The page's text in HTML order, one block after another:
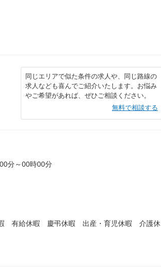
同じエリアで似た条件の求人や、同じ路線の
求人なども喜んでご紹介いたします。お悩み
やご希望があれば、ぜひご相談ください。
無料で相談する
分～00時00分
有給休暇 慶弔休暇 出産・育児休暇 介護休